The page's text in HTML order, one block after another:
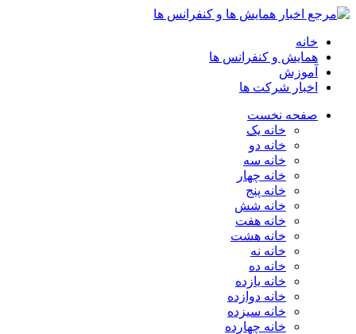
خانه
همایش و کنفرانس ها
آموزش
اخبار شرکت ها
صفحه نخست
خانه یک
خانه دو
خانه سه
خانه چهار
خانه پنج
خانه شش
خانه هفت
خانه هشت
خانه نه
خانه ده
خانه یازده
خانه دوازده
خانه سیزده
خانه چهارده